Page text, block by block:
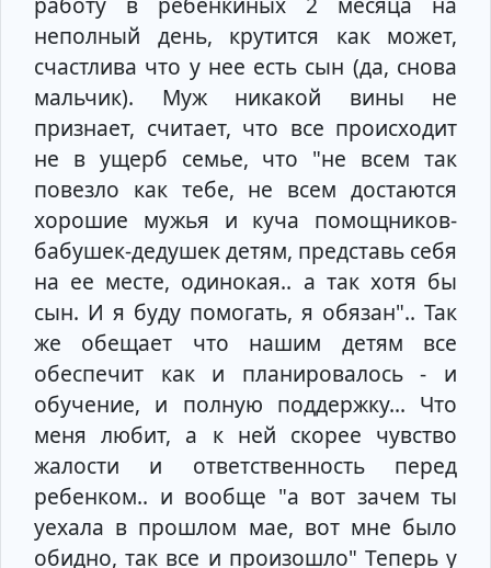
неполный день, крутится как может,
счастлива что у нее есть сын (да, снова
мальчик). Муж никакой вины не
признает, считает, что все происходит
не в ущерб семье, что "не всем так
повезло как тебе, не всем достаются
хорошие мужья и куча помощников-
бабушек-дедушек детям, представь себя
на ее месте, одинокая.. а так хотя бы
сын. И я буду помогать, я обязан".. Так
же обещает что нашим детям все
обеспечит как и планировалось - и
обучение, и полную поддержку... Что
меня любит, а к ней скорее чувство
жалости и ответственность перед
ребенком.. и вообще "а вот зачем ты
уехала в прошлом мае, вот мне было
обидно, так все и произошло" Теперь у